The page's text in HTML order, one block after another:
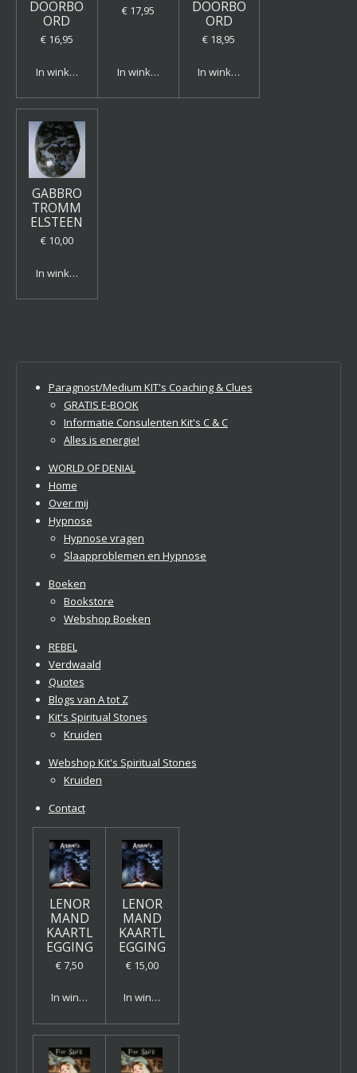
DOORBO
ORD
€ 16,95
In winkelwagen
€ 17,95
In winkelwagen
DOORBO
ORD
€ 18,95
In winkelwagen
GABBRO
TROMM
ELSTEEN
€ 10,00
In winkelwagen
Paragnost/Medium KIT's Coaching & Clues
GRATIS E-BOOK
Informatie Consulenten Kit's C & C
Alles is energie!
WORLD OF DENIAL
Home
Over mij
Hypnose
Hypnose vragen
Slaapproblemen en Hypnose
Boeken
Bookstore
Webshop Boeken
REBEL
Verdwaald
Quotes
Blogs van A tot Z
Kit's Spiritual Stones
Kruiden
Webshop Kit's Spiritual Stones
Kruiden
Contact
LENOR
MAND
KAARTL
EGGING
€ 7,50
In winkelwagen
LENOR
MAND
KAARTL
EGGING
€ 15,00
In winkelwagen